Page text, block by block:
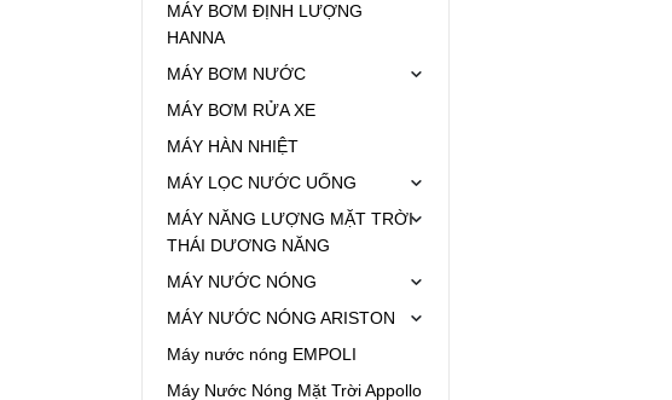
MÁY BƠM ĐỊNH LƯỢNG
HANNA
MÁY BƠM NƯỚC
MÁY BƠM RỬA XE
MÁY HÀN NHIỆT
MÁY LỌC NƯỚC UỐNG
MÁY NĂNG LƯỢNG MẶT TRỜI
THÁI DƯƠNG NĂNG
MÁY NƯỚC NÓNG
MÁY NƯỚC NÓNG ARISTON
Máy nước nóng EMPOLI
Máy Nước Nóng Mặt Trời Appollo